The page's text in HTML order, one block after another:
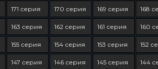
171 серия 170 серия 169 серия 168
163 серия 162 серия 161 серия 160
155 серия 154 серия 153 серия 152
147 серия 146 серия 145 серия 144